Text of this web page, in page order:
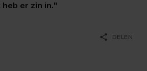
er zin in."
share DELEN